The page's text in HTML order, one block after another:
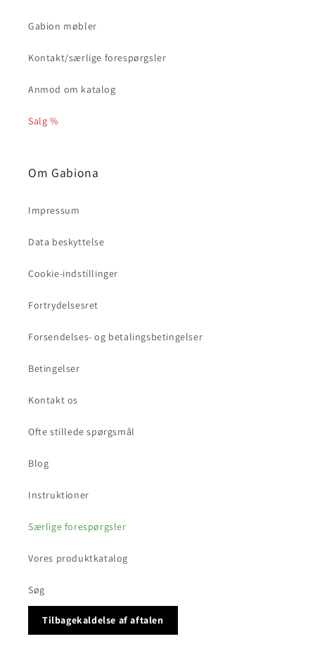
Gabion møbler
Kontakt/særlige forespørgsler
Anmod om katalog
Salg %
Om Gabiona
Impressum
Data beskyttelse
Cookie-indstillinger
Fortrydelsesret
Forsendelses- og betalingsbetingelser
Betingelser
Kontakt os
Ofte stillede spørgsmål
Blog
Instruktioner
Særlige forespørgsler
Vores produktkatalog
Søg
Tilbagekaldelse af aftalen